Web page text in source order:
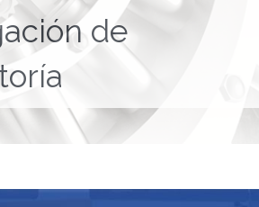
de